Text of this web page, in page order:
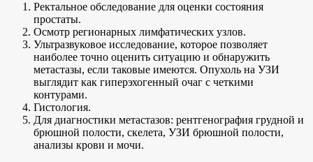
Ректальное обследование для оценки состояния
простаты.
Осмотр регионарных лимфатических узлов.
Ультразвуковое исследование, которое позволяет
наиболее точно оценить ситуацию и обнаружить
метастазы, если таковые имеются. Опухоль на УЗИ
выглядит как гиперэхогенный очаг с четкими
контурами.
Гистология.
Для диагностики метастазов: рентгенография грудной и
брюшной полости, скелета, УЗИ брюшной полости,
анализы крови и мочи.